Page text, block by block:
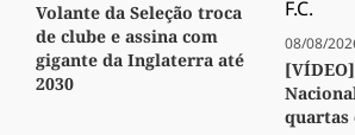
Volante da Seleção troca
de clube e assina com
gigante da Inglaterra até
2030
08/08/
quartas